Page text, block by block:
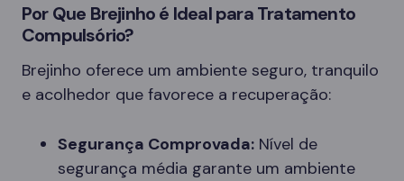
Por Que Brejinho é Ideal para Tratamento
Compulsório?
Brejinho oferece um ambiente seguro, tranquilo
e acolhedor que favorece a recuperação:
Segurança Comprovada: Nível de
segurança média garante um ambiente